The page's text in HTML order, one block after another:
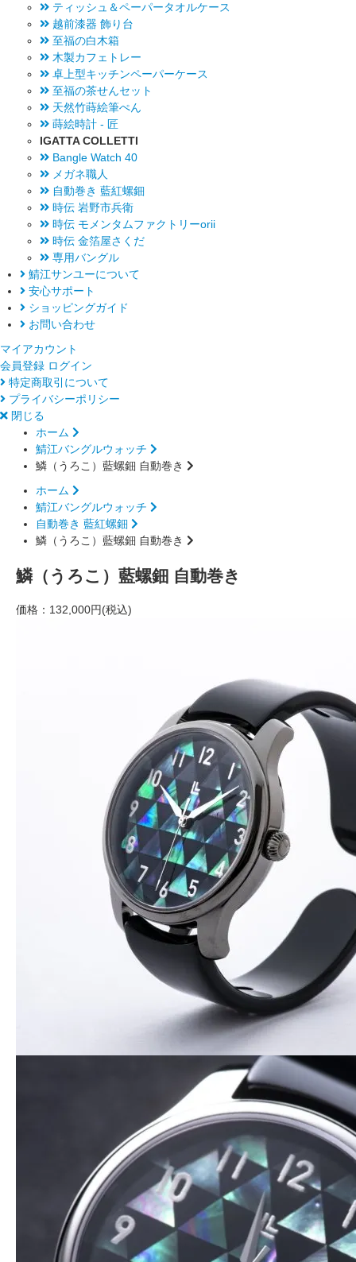
ティッシュ＆ペーパータオルケース
越前漆器 飾り台
至福の白木箱
木製カフェトレー
卓上型キッチンペーパーケース
至福の茶せんセット
天然竹蒔絵筆ぺん
蒔絵時計 - 匠
IGATTA COLLETTI
Bangle Watch 40
メガネ職人
自動巻き 藍紅螺鈿
時伝 岩野市兵衛
時伝 モメンタムファクトリーorii
時伝 金箔屋さくだ
専用バングル
鯖江サンユーについて
安心サポート
ショッピングガイド
お問い合わせ
マイアカウント
会員登録 ログイン
特定商取引について
プライバシーポリシー
閉じる
ホーム
鯖江バングルウォッチ
鱗（うろこ）藍螺鈿 自動巻き
ホーム
鯖江バングルウォッチ
自動巻き 藍紅螺鈿
鱗（うろこ）藍螺鈿 自動巻き
鱗（うろこ）藍螺鈿 自動巻き
価格： 132,000円(税込)